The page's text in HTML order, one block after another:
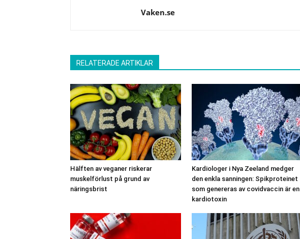
Vaken.se
RELATERADE ARTIKLAR
Hälften av veganer riskerar
muskelförlust på grund av
näringsbrist
Kardiologer i Nya Zeeland medger
den enkla sanningen: Spikproteinet
som genereras av covidvaccin är en
kardiotoxin